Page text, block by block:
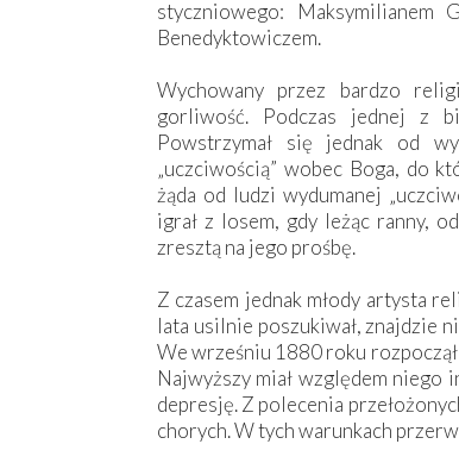
styczniowego: Maksymilianem
Benedyktowiczem.
Wychowany przez bardzo
gorliwość. Podczas jednej z
Powstrzymał się jednak od
„uczciwością” wobec Boga, do
żąda od ludzi wydumanej
igrał z losem, gdy leżąc ranny,
zresztą na jego prośbę.
Z czasem jednak młody artysta
lata usilnie poszukiwał, znajdzie
We wrześniu 1880 roku
Najwyższy miał względem niego
depresję. Z polecenia
chorych. W tych warunkach